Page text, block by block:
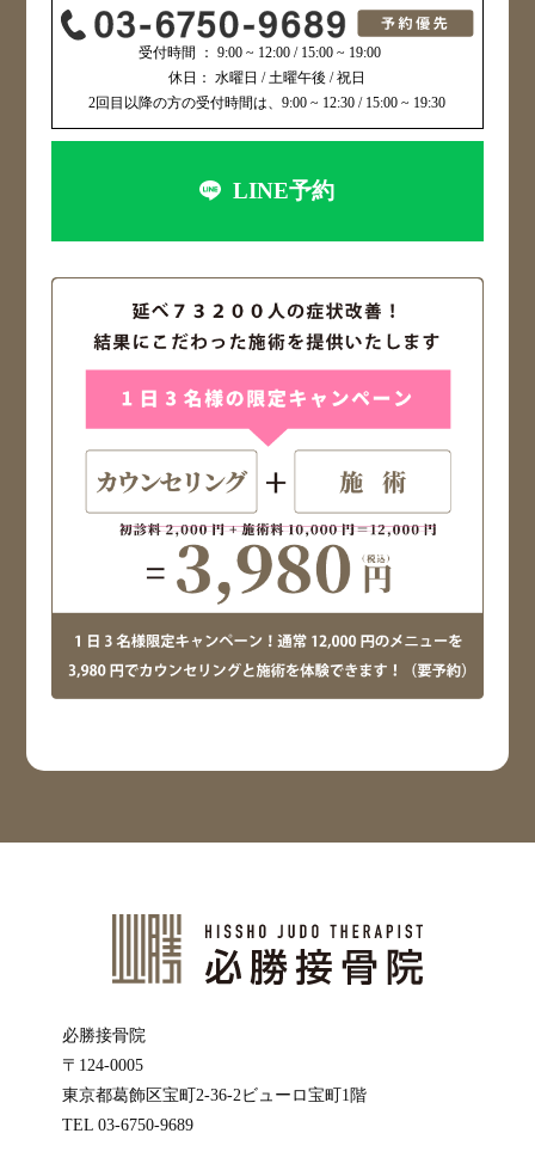
受付時間 ： 9:00 ~ 12:00 / 15:00 ~ 19:00
休日： 水曜日 / 土曜午後 / 祝日
2回目以降の方の受付時間は、9:00 ~ 12:30 / 15:00 ~ 19:30
LINE予約
必勝接骨院
〒124-0005
東京都葛飾区宝町2-36-2ビューロ宝町1階
TEL 03-6750-9689